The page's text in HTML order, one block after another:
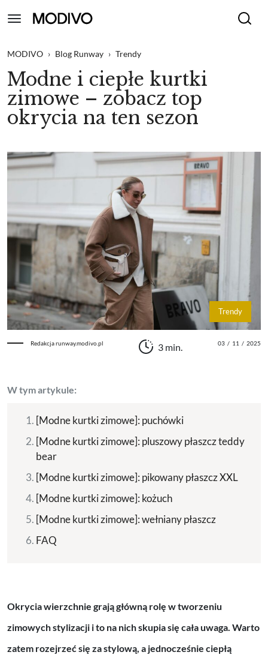
MODIVO › Blog Runway › Trendy
Modne i ciepłe kurtki
zimowe – zobacz top
okrycia na ten sezon
Trendy
Redakcja runway.modivo.pl 3 min. 03 / 11 / 2025
W tym artykule:
[Modne kurtki zimowe]: puchówki
[Modne kurtki zimowe]: pluszowy płaszcz teddy
bear
[Modne kurtki zimowe]: pikowany płaszcz XXL
[Modne kurtki zimowe]: kożuch
[Modne kurtki zimowe]: wełniany płaszcz
FAQ
Okrycia wierzchnie grają główną rolę w tworzeniu
zimowych stylizacji i to na nich skupia się cała uwaga. Warto
zatem rozejrzeć się za stylową, a jednocześnie ciepłą